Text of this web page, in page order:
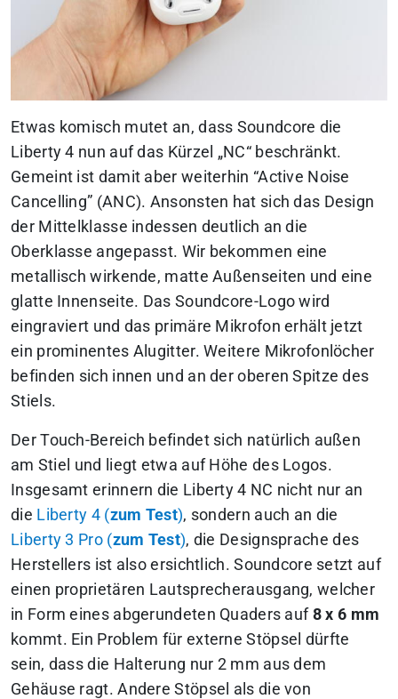
Etwas komisch mutet an, dass Soundcore die
Liberty 4 nun auf das Kürzel „NC“ beschränkt.
Gemeint ist damit aber weiterhin “Active Noise
Cancelling” (ANC). Ansonsten hat sich das Design
der Mittelklasse indessen deutlich an die
Oberklasse angepasst. Wir bekommen eine
metallisch wirkende, matte Außenseiten und eine
glatte Innenseite. Das Soundcore-Logo wird
eingraviert und das primäre Mikrofon erhält jetzt
ein prominentes Alugitter. Weitere Mikrofonlöcher
befinden sich innen und an der oberen Spitze des
Stiels.
Der Touch-Bereich befindet sich natürlich außen
am Stiel und liegt etwa auf Höhe des Logos.
Insgesamt erinnern die Liberty 4 NC nicht nur an
die Liberty 4 (zum Test), sondern auch an die
Liberty 3 Pro (zum Test), die Designsprache des
Herstellers ist also ersichtlich. Soundcore setzt auf
einen proprietären Lautsprecherausgang, welcher
in Form eines abgerundeten Quaders auf8 x 6 mm
kommt. Ein Problem für externe Stöpsel dürfte
sein, dass die Halterung nur 2 mm aus dem
Gehäuse ragt. Andere Stöpsel als die von